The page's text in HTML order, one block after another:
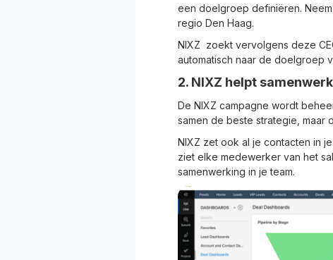
een doelgroep definiëren.
regio Den Haag.
NIXZ zoekt vervolgens deze
automatisch naar de doelgroep
2. NIXZ helpt
De NIXZ campagne wordt
samen de beste strategie, maar
NIXZ zet ook al je contacten in
ziet elke medewerker van het
samenwerking in je team.